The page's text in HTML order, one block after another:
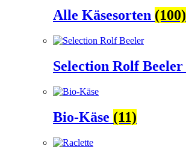
Alle Käsesorten (100)
Selection Rolf Beeler
Bio-Käse (11)